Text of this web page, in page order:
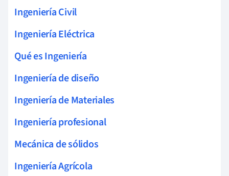
Ingeniería Civil
Ingeniería Eléctrica
Qué es Ingeniería
Ingeniería de diseño
Ingeniería de Materiales
Ingeniería profesional
Mecánica de sólidos
Ingeniería Agrícola